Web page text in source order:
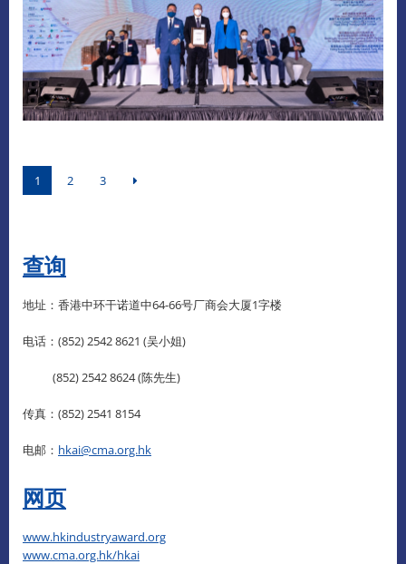
1 2 3
查询
地址：香港中环干诺道中64-66号厂商会大厦1字楼
电话：(852) 2542 8621 (吴小姐)
(852) 2542 8624 (陈先生)
传真：(852) 2541 8154
电邮： hkai@cma.org.hk
网页
www.hkindustryaward.org
www.cma.org.hk/hkai